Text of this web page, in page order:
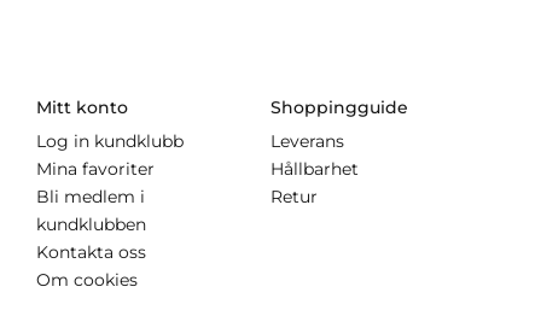
Mitt konto
Log in kundklubb
Mina favoriter
Bli medlem i
kundklubben
Kontakta oss
Om cookies
Shoppingguide
Leverans
Hållbarhet
Retur